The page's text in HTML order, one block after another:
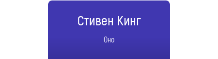
Стивен Кинг
Оно